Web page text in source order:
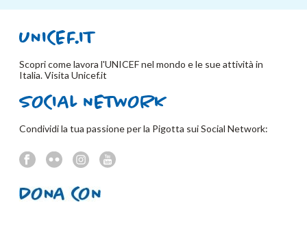
Scopri come lavora l'UNICEF nel mondo e le sue attività in
Italia. VisitaUnicef.it
Condividi la tua passione per la Pigotta sui Social Network: